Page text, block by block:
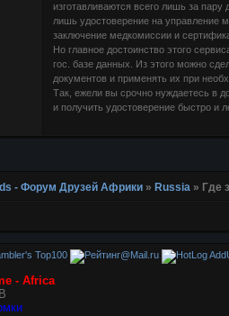
изготавливаются всего лишь за
лишь удостоверение на
заключение медкомиссии и
Но главное достоинство этого
гос. базе данных. Из этого можно
документов и применять их при
Так, ежели вы срочно нуждаетесь в
и получить удостоверение быстро и
- Форум Друзей Африки »Russia » Где
- Africa